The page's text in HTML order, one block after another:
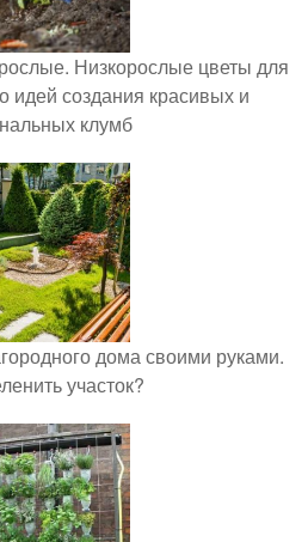
Низкорослые цветы для
создания красивых и
клумб
дома своими руками.
участок?